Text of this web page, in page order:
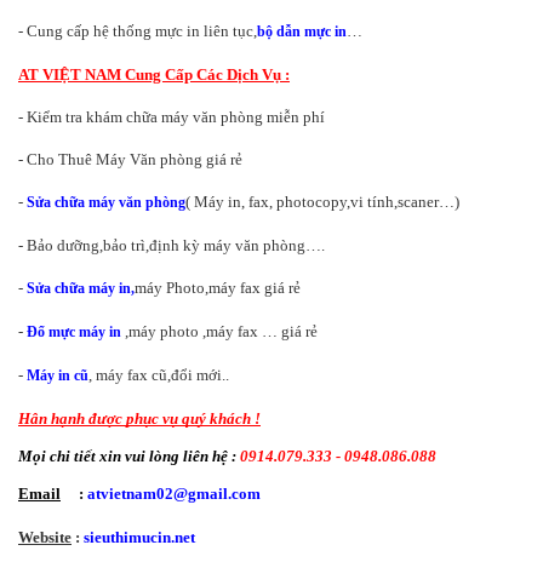
- Cung cấp hệ thống mực in liên tục,bộ dẫn mực in…
AT VIỆT NAM Cung Cấp Các Dịch Vụ :
- Kiểm tra khám chữa máy văn phòng miễn phí
- Cho Thuê Máy Văn phòng giá rẻ
- Sửa chữa máy văn phòng( Máy in, fax, photocopy,vi tính,scaner…)
- Bảo dưỡng,bảo trì,định kỳ máy văn phòng….
- Sửa chữa máy in,máy Photo,máy fax giá rẻ
- Đổ mực máy in ,máy photo ,máy fax … giá rẻ
- Máy in cũ, máy fax cũ,đổi mới..
Hân hạnh được phục vụ quý khách !
Mọi chi tiết xin vui lòng liên hệ : 0914.079.333 - 0948.086.088
Email : atvietnam02@gmail.com
Website : sieuthimucin.net